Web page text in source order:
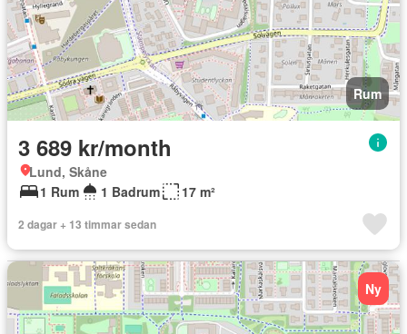
Rum
3 689 kr/month
Lund, Skåne
1 Rum
1 Badrum 17 m²
2 dagar + 13 timmar sedan
Ny